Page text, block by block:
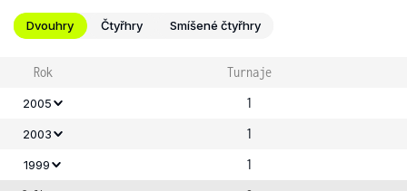
Dvouhry Čtyřhry Smíšené čtyřhry
Rok Turnaje
2005 1
2003 1
1999
1